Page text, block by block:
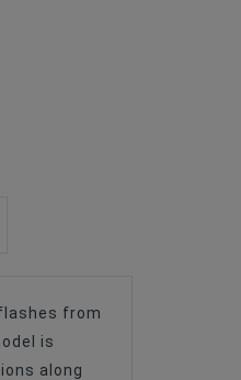
from
is
along